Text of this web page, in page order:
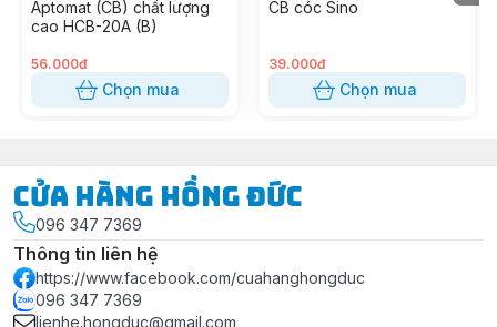
Aptomat (CB) chất lượng
cao HCB-20A (B)
56.000đ
Chọn mua
CB cóc Sino
39.000đ
Chọn mua
Cửa Hàng Hồng Đức
096 347 7369
Thông tin liên hệ
https://www.facebook.com/cuahanghongduc
096 347 7369
lienhe.hongduc@gmail.com